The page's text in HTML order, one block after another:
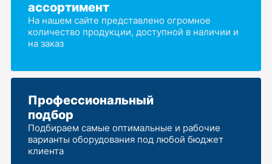
ассортимент
На нашем сайте представлено огромное
количество продукции, доступной в наличии и
на заказ
Профессиональный
подбор
Подбираем самые оптимальные и рабочие
варианты оборудования под любой бюджет
клиента